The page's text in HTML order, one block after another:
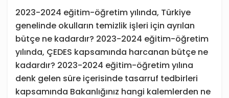
2023-2024 eğitim-öğretim yılında, Türkiye
genelinde okulların temizlik işleri için ayrılan
bütçe ne kadardır? 2023-2024 eğitim-öğretim
yılında, ÇEDES kapsamında harcanan bütçe ne
kadardır? 2023-2024 eğitim-öğretim yılına
denk gelen süre içerisinde tasarruf tedbirleri
kapsamında Bakanlığınız hangi kalemlerden ne